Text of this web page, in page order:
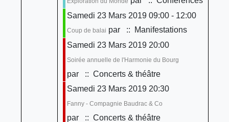
Samedi 23 Mars 2019 09:00 - 12:00
Coup de balai par
:: Manifestations
Samedi 23 Mars 2019 20:00
Soirée annuelle de l'Harmonie du Bourg
par
:: Concerts & théâtre
Samedi 23 Mars 2019 20:30
Fanny - Compagnie Baudrac & Co
par :: Concerts & théâtre